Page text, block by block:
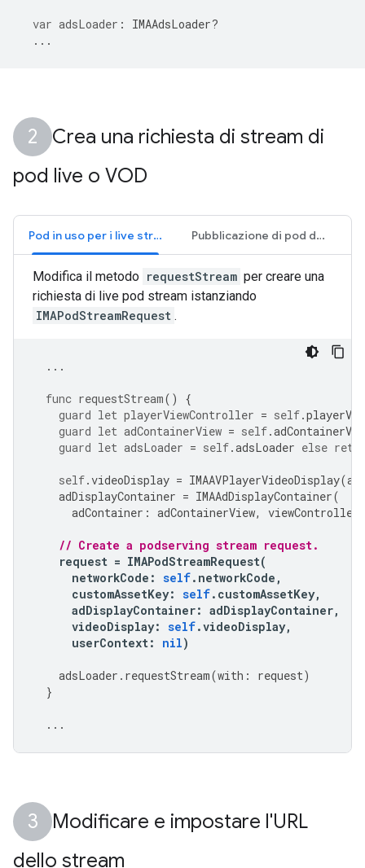
var adsLoader : IMAAdsLoader?
...
Crea una richiesta di stream di
pod live o VOD
Pod in uso per i live streaming Pubblicazione di pod di stream VOD
Modifica il metodo requestStream per creare una
richiesta di live pod stream istanziando
IMAPodStreamRequest .
...
func requestStream()
{
guard let playerViewController = self.
guard let adContainerView = self.
guard let adsLoader = self.adsLoader else
self.videoDisplay = IMAAVPlayerVideoDisplay(
adDisplayContainer = IMAAdDisplayContainer(
adContainer : adContainerView, viewController
// Create a podserving stream request.
request = IMAPodStreamRequest(
networkCode : self. networkCode ,
customAssetKey: self. customAssetKey,
adDisplayContainer: adDisplayContainer,
videoDisplay: self.videoDisplay,
userContext: nil)
adsLoader . requestStream(with : request)
}
...
Modificare e impostare l'URL
dello stream